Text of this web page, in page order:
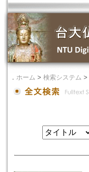
． ホーム > 検索システム >